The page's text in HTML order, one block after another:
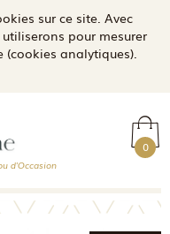
sur ce site. Avec
pour mesurer
analytiques).
0
d'Occasion